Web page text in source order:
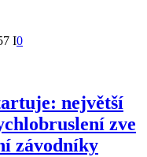
I0
největší
zve
závodníky